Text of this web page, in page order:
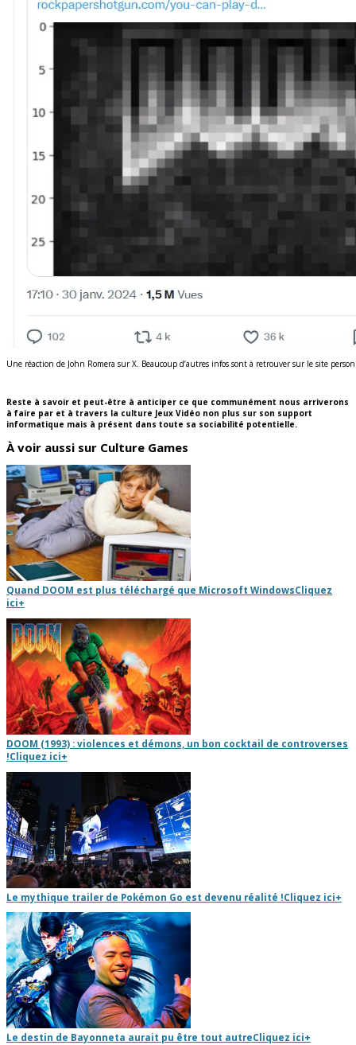
Une réaction de John Romera sur X. Beaucoup d’autres infos sont à retrouver sur le site
Reste à savoir et peut-être à anticiper ce que communément nous arriverons
à faire par et à travers la culture Jeux Vidéo non plus sur son support
informatique mais à présent dans toute sa sociabilité potentielle.
À voir aussi sur Culture Games
Quand DOOM est plus téléchargé que Microsoft WindowsCliquez
ici+
DOOM (1993) : violences et démons, un bon cocktail de controverses
!Cliquez ici+
Le mythique trailer de Pokémon Go est devenu réalité !Cliquez ici+
Le destin de Bayonneta aurait pu être tout autreCliquez ici+